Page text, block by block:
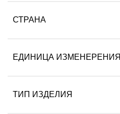
СТРАНА
ЕДИНИЦА ИЗМЕНЕРЕНИЯ
ТИП ИЗДЕЛИЯ